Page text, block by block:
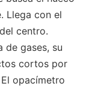
Llega con el
centro.
de gases, su
cortos por
opacímetro